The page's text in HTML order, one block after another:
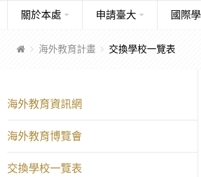
關於本處 申請臺大 國際
海外教育計畫 交換學校一覽表
海外教育資訊網
海外教育博覽會
交換學校一覽表